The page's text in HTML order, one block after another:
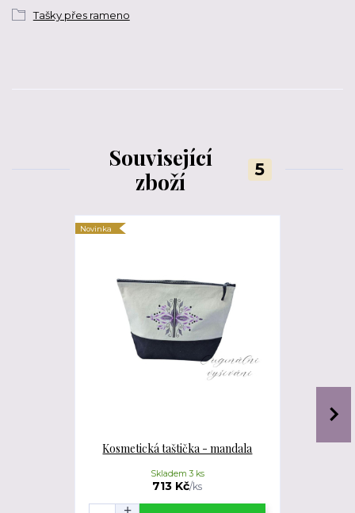
Tašky přes rameno
Související
zboží
5
Novinka
Kosmetická taštička - mandala
713 Kč/ks
Skladem 3 ks